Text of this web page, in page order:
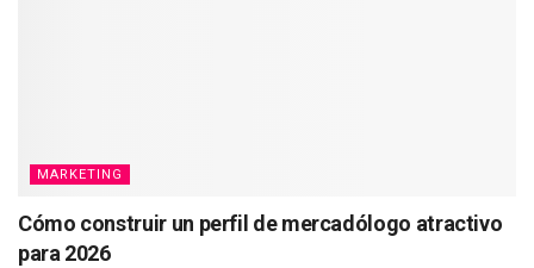
MARKETING
Cómo construir un perfil de mercadólogo atractivo
para 2026